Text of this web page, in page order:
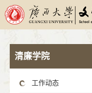
清廉学院
工作动态